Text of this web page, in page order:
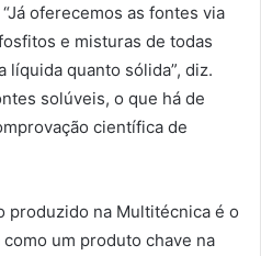
oferecemos as fontes via
e misturas de todas
líquida quanto sólida”, diz.
solúveis, o que há de
científica de
produzido na Multitécnica é o
um produto chave na